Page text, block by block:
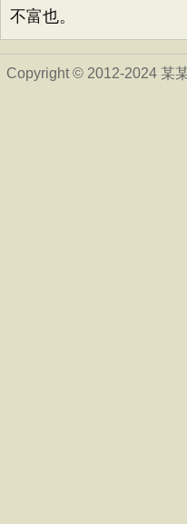
不富也。
Copyright © 2012-2024 某